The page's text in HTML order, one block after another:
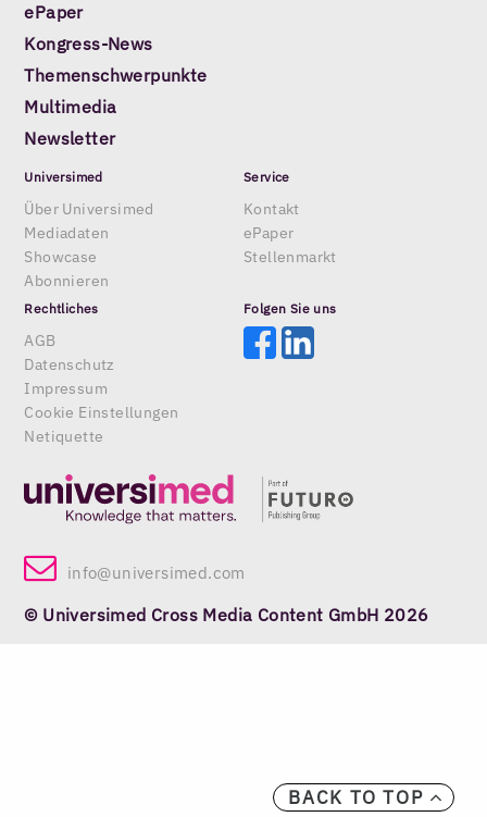
BACK TO TOP
info@universimed.com
© Universimed Cross Media Content GmbH 2026
ePaper
Kongress-News
Themenschwerpunkte
Multimedia
Newsletter
Universimed
Über Universimed
Mediadaten
Showcase
Abonnieren
Service
Kontakt
ePaper
Stellenmarkt
Rechtliches
AGB
Datenschutz
Impressum
Cookie Einstellungen
Netiquette
Folgen Sie uns